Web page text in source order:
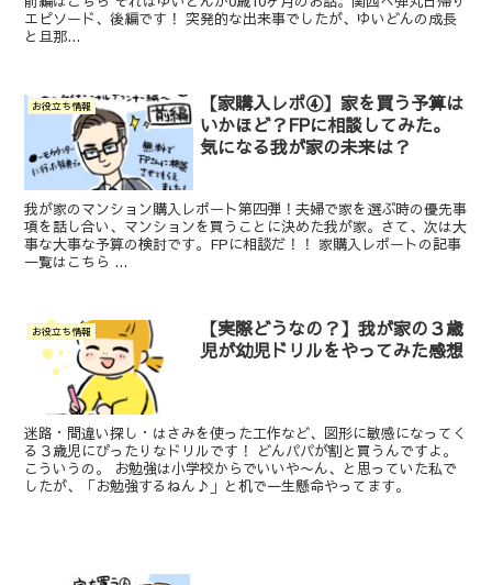
エピソード、後編です！ 突発的な出来事でしたが、ゆいどんの成長
と旦那...
お役立ち情報
【家購入レポ④】家を買う予算は
いかほど？FPに相談してみた。
気になる我が家の未来は？
我が家のマンション購入レポート第四弾！夫婦で家を選ぶ時の優先事
項を話し合い、マンションを買うことに決めた我が家。さて、次は大
事な大事な予算の検討です。FPに相談だ！！ 家購入レポートの記事
一覧はこちら ...
お役立ち情報
【実際どうなの？】我が家の３歳
児が幼児ドリルをやってみた感想
迷路・間違い探し・はさみを使った工作など、図形に敏感になってく
る３歳児にぴったりなドリルです！ どんパパが割と買うんですよ。
こういうの。 お勉強は小学校からでいいや〜ん、と思っていた私で
したが、「お勉強するねん♪」と机で一生懸命やってます。